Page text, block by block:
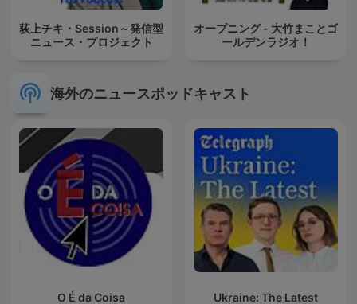
荻上チキ・Session～発信型
ニュース・プロジェクト
オープニング - 大竹まことゴ
ールデンラジオ！
海外のニュースポッドキャスト
O É da Coisa Ukraine: The Latest